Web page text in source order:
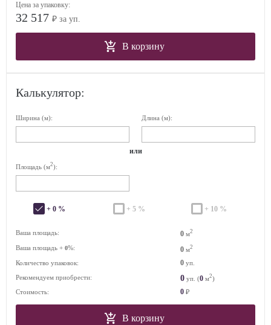
Цена за упаковку:
32 517 ₽ за уп.
В корзину
Калькулятор:
Ширина (м): Длина (м):
или
Площадь (м2):
+ 0 % + 5 % + 10 %
Ваша площадь: 0 м2
Ваша площадь + 0%: 0 м2
Количество упаковок: 0 уп.
Рекомендуем приобрести:
0 уп. (0 м2)
Стоимость:
0 ₽
В корзину